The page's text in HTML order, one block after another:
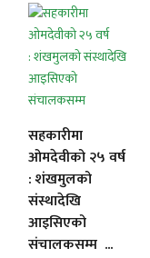
सहकारीमा
ओमदेवीको २५ वर्ष
: शंखमुलको
संस्थादेखि
आइसिएको
संचालकसम्म ...